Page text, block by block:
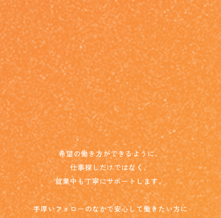
希望の働き方ができるように、
仕事探しだけではなく、
就業中も丁寧にサポートします。
手厚いフォローのなかで安心して働きたい方に